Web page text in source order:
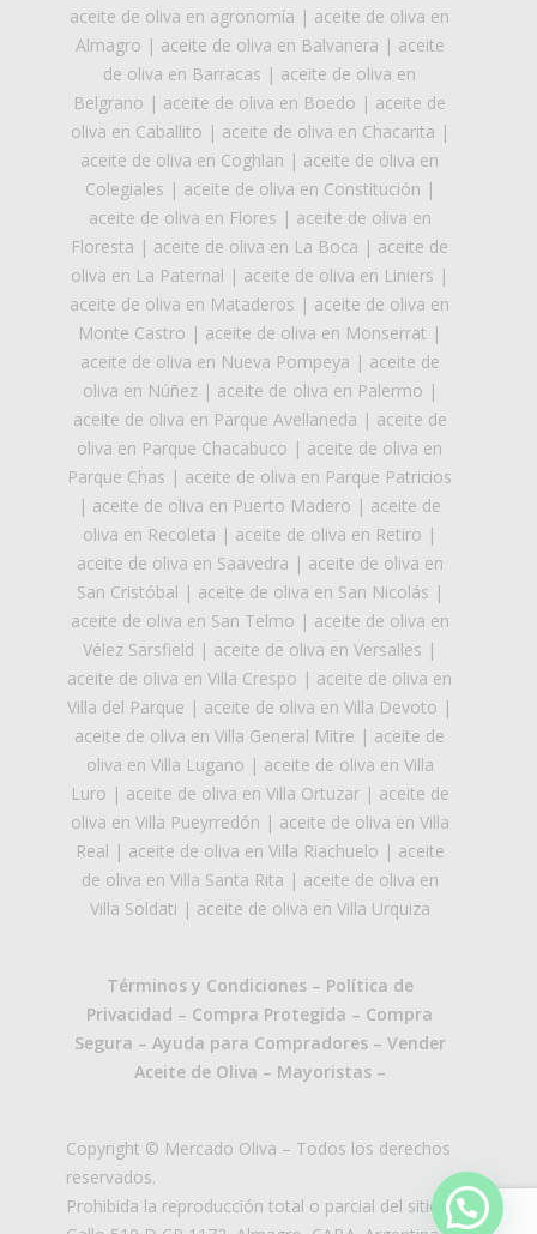
aceite de oliva en agronomía | aceite de oliva en
Almagro | aceite de oliva en Balvanera | aceite
de oliva en Barracas | aceite de oliva en
Belgrano | aceite de oliva en Boedo | aceite de
oliva en Caballito | aceite de oliva en Chacarita |
aceite de oliva en Coghlan | aceite de oliva en
Colegiales | aceite de oliva en Constitución |
aceite de oliva en Flores | aceite de oliva en
Floresta | aceite de oliva en La Boca | aceite de
oliva en La Paternal | aceite de oliva en Liniers |
aceite de oliva en Mataderos | aceite de oliva en
Monte Castro | aceite de oliva en Monserrat |
aceite de oliva en Nueva Pompeya | aceite de
oliva en Núñez| aceite de oliva en Palermo |
aceite de oliva en Parque Avellaneda | aceite de
oliva en Parque Chacabuco | aceite de oliva en
Parque Chas | aceite de oliva en Parque Patricios
| aceite de oliva en Puerto Madero | aceite de
oliva en Recoleta | aceite de oliva en Retiro |
aceite de oliva en Saavedra | aceite de oliva en
San Cristóbal | aceite de oliva en San Nicolás |
aceite de oliva en San Telmo | aceite de oliva en
Vélez Sarsfield | aceite de oliva en Versalles |
aceite de oliva en Villa Crespo | aceite de oliva en
Villa del Parque | aceite de oliva en Villa Devoto |
aceite de oliva en Villa General Mitre | aceite de
oliva en Villa Lugano | aceite de oliva en Villa
Luro | aceite de oliva en Villa Ortuzar| aceite de
oliva en Villa Pueyrredón | aceite de oliva en Villa
Real | aceite de oliva en Villa Riachuelo | aceite
de oliva en Villa Santa Rita | aceite de oliva en
Villa Soldati | aceite de oliva en Villa Urquiza
Términos y Condiciones– Política de
Privacidad – Compra Protegida – Compra
Segura – Ayuda para Compradores– Vender
Aceite de Oliva – Mayoristas–
Copyright © Mercado Oliva – Todos los derechos
reservados.
Prohibida la reproducción total o parcial del sitio.